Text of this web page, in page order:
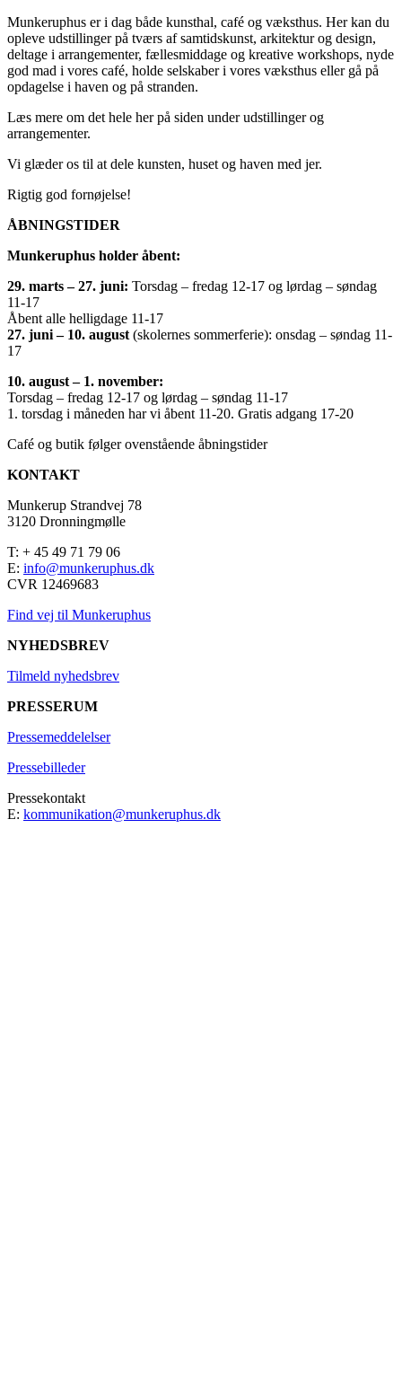
Munkeruphus er i dag både kunsthal, café og væksthus. Her kan du
opleve udstillinger på tværs af samtidskunst, arkitektur og design,
deltage i arrangementer, fællesmiddage og kreative workshops, nyde
god mad i vores café, holde selskaber i vores væksthus eller gå på
opdagelse i haven og på stranden.
Læs mere om det hele her på siden under udstillinger og
arrangementer.
Vi glæder os til at dele kunsten, huset og haven med jer.
Rigtig god fornøjelse!
ÅBNINGSTIDER
Munkeruphus holder åbent:
29. marts – 27. juni: Torsdag – fredag 12-17 og lørdag – søndag
11-17
Åbent alle helligdage 11-17
27. juni – 10. august (skolernes sommerferie): onsdag – søndag 11-
17
10. august – 1. november:
Torsdag – fredag 12-17 og lørdag – søndag 11-17
1. torsdag i måneden har vi åbent 11-20. Gratis adgang 17-20
Café og butik følger ovenstående åbningstider
KONTAKT
Munkerup Strandvej 78
3120 Dronningmølle
T: + 45 49 71 79 06
E: info@munkeruphus.dk
CVR 12469683
Find vej til Munkeruphus
NYHEDSBREV
Tilmeld nyhedsbrev
PRESSERUM
Pressemeddelelser
Pressebilleder
Pressekontakt
E: kommunikation@munkeruphus.dk